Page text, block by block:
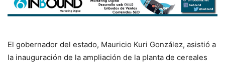
El gobernador del estado, Mauricio Kuri González, asistió a
la inauguración de la ampliación de la planta de cereales